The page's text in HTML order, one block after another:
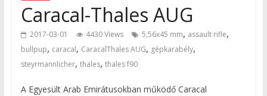
Caracal-Thales AUG
2017-03-01 4430 Views 5,56x45 mm, assault rifle,
bullpup, caracal, CaracalThales AUG, gépkarabély,
steyrmannlicher, thales, thales f90
A Egyesült Arab Emirátusokban működő Caracal